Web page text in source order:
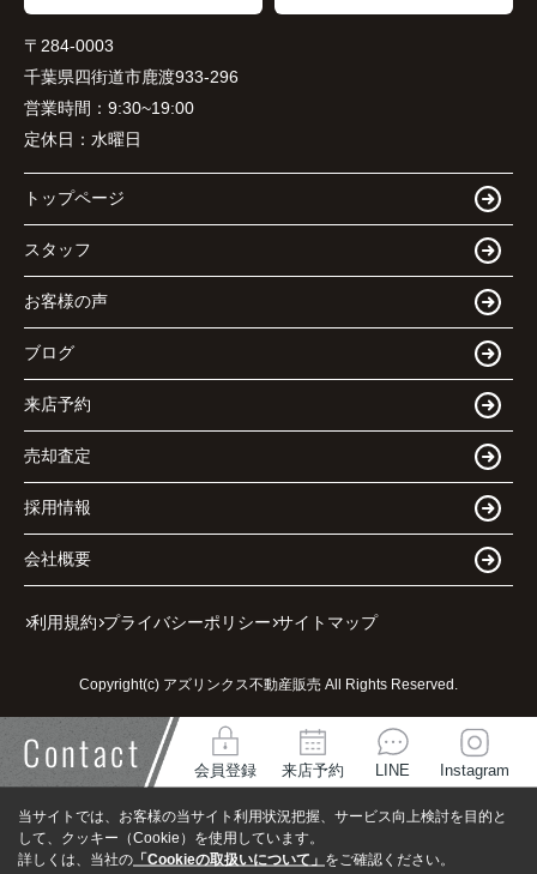
〒284-0003
千葉県四街道市鹿渡933-296
営業時間： 9:30~19:00
定休日： 水曜日
トップページ
スタッフ
お客様の声
ブログ
来店予約
売却査定
採用情報
会社概要
利用規約 プライバシーポリシー サイトマップ
Copyright(c) アズリンクス不動産販売 All Rights Reserved.
Contact 会員登録 来店予約 LINE Instagram
当サイトでは、お客様の当サイト利用状況把握、サービス向上検討を目的と
して、クッキー（Cookie）を使用しています。
詳しくは、当社の 「Cookieの取扱いについて」 をご確認ください。